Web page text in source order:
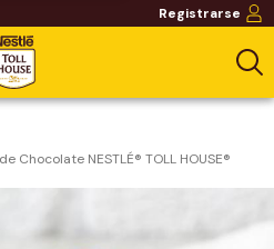
Registrarse
Chocolate NESTLÉ® TOLL HOUSE®